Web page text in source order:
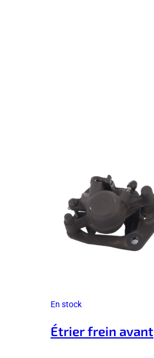
En stock
Étrier frein avant